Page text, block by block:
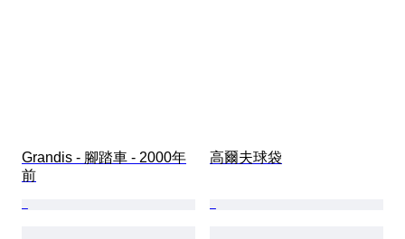
Grandis - 腳踏車 - 2000年
前
高爾夫球袋